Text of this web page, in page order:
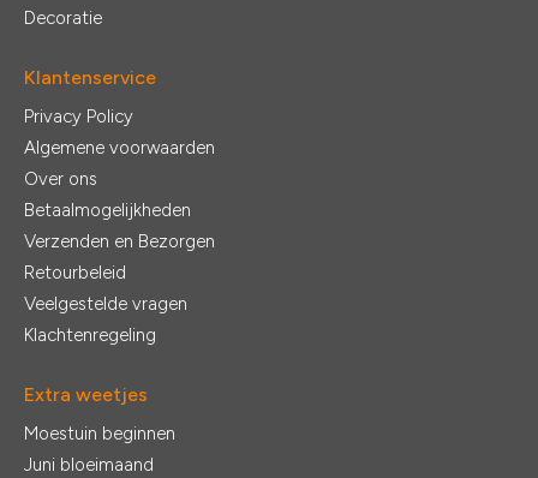
Decoratie
Klantenservice
Privacy Policy
Algemene voorwaarden
Over ons
Betaalmogelijkheden
Verzenden en Bezorgen
Retourbeleid
Veelgestelde vragen
Klachtenregeling
Extra weetjes
Moestuin beginnen
Juni bloeimaand